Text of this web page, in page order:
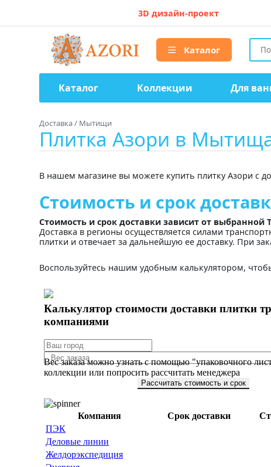
3D дизайн-проект
Каталог
Каталог Коллекции Для
Доставка/ Мытищи
Плитка Азори в
В нашем магазине вы можете купить плитку Азори с
Стоимость и срок
Стоимость и срок доставки зависит от выбранной
Доставка в регионы осуществляется силами
плитки и отвечает за дальнейшую ее доставку. При
Воспользуйтесь нашим удобным калькулятором,